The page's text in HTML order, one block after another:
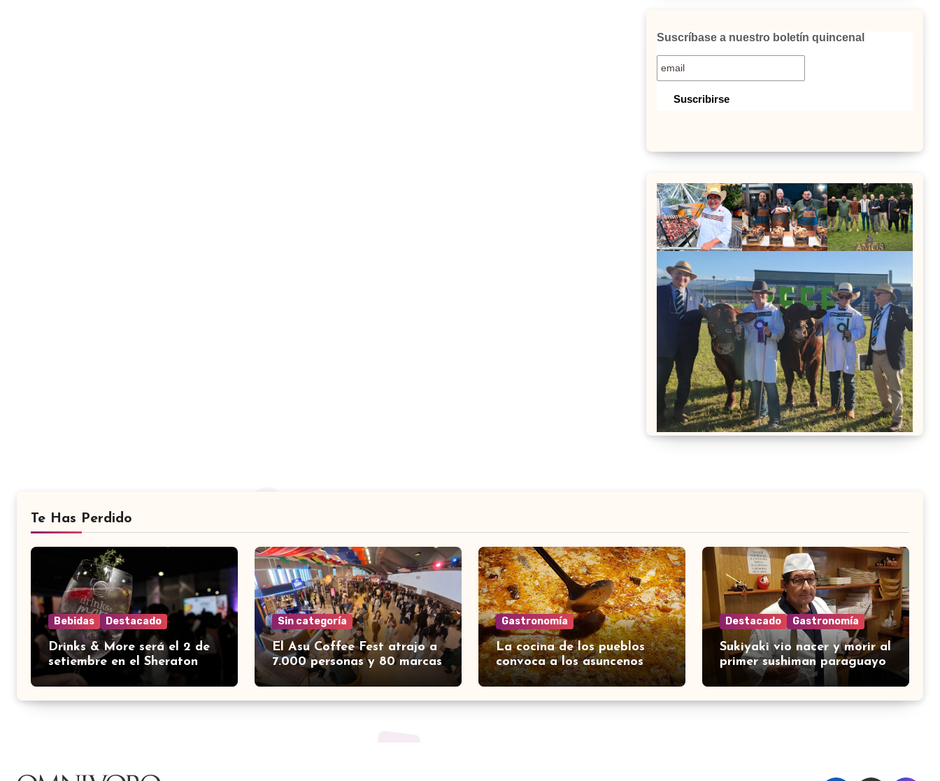
Suscríbase a nuestro boletín quincenal
Te Has Perdido
Bebidas Destacado
Drinks & More será el 2 de
setiembre en el Sheraton
Sin categoría
El Asu Coffee Fest atrajo a
7.000 personas y 80 marcas
Gastronomía
La cocina de los pueblos
convoca a los asuncenos
Destacado Gastronomía
Sukiyaki vio nacer y morir al
primer sushiman paraguayo